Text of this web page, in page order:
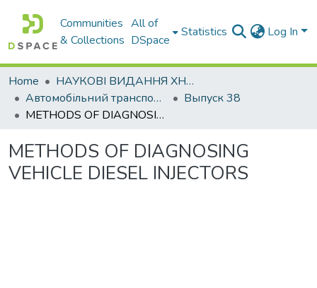
Communities
& Collections
All of
DSpace
Statistics Log In
Home
НАУКОВІ ВИДАННЯ ХНАДУ
Автомобільний транспорт / Автомобильный транспорт
Выпуск 38
METHODS OF DIAGNOSING VEHICLE DIESEL INJECTORS
METHODS OF DIAGNOSING
VEHICLE DIESEL INJECTORS